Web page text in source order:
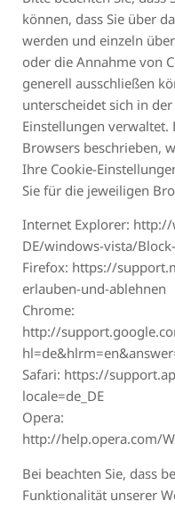
können, dass Sie über
werden und einzeln
oder die Annahme von
generell ausschließen
unterscheidet sich in
Einstellungen verwaltet.
Browsers beschrieben,
Ihre Cookie-
Sie für die jeweiligen
Internet Explorer:
DE/windows-vista/
Firefox: https://
erlauben-und-ablehnen
Chrome:
http://
Safari: https://
locale=de_DE
Opera:
http://help.opera.com/
Bei beachten Sie, dass
Funktionalität unserer